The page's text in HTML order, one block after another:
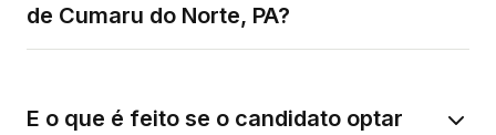
de Cumaru do Norte, PA?
E o que é feito se o candidato optar